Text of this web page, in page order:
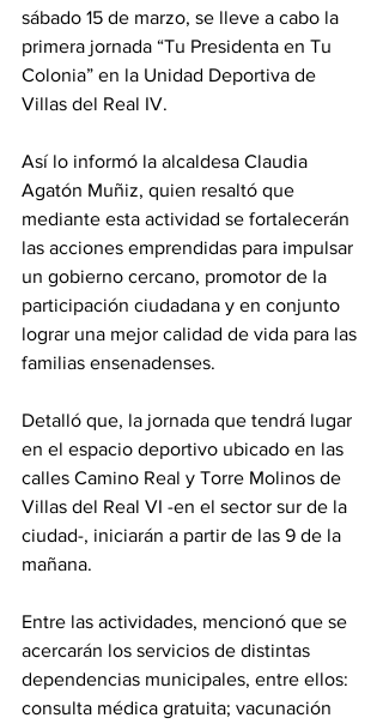
sábado 15 de marzo, se lleve a cabo la
primera jornada “Tu Presidenta en Tu
Colonia” en la Unidad Deportiva de
Villas del Real IV.
Así lo informó la alcaldesa Claudia
Agatón Muñiz, quien resaltó que
mediante esta actividad se fortalecerán
las acciones emprendidas para impulsar
un gobierno cercano, promotor de la
participación ciudadana y en conjunto
lograr una mejor calidad de vida para las
familias ensenadenses.
Detalló que, la jornada que tendrá lugar
en el espacio deportivo ubicado en las
calles Camino Real y Torre Molinos de
Villas del Real VI -en el sector sur de la
ciudad-, iniciarán a partir de las 9 de la
mañana.
Entre las actividades, mencionó que se
acercarán los servicios de distintas
dependencias municipales, entre ellos:
consulta médica gratuita; vacunación